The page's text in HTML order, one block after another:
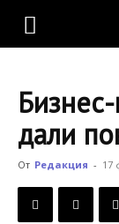
KLOOP.KG
Новости
дали
От Редакция - 17